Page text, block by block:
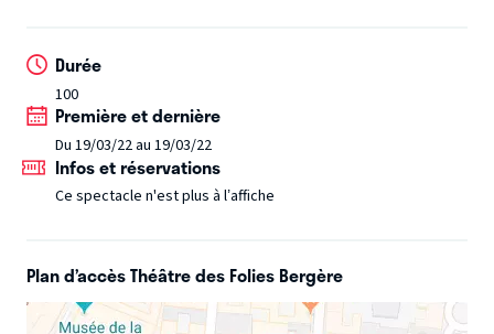
Durée
100
Première et dernière
Du 19/03/22 au 19/03/22
Infos et réservations
Ce spectacle n'est plus à l’affiche
Plan d’accès Théâtre des Folies Bergère